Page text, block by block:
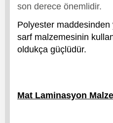
son derece önemlidir.
Polyester maddesinden
sarf malzemesinin
oldukça güçlüdür.
Mat Laminasyon